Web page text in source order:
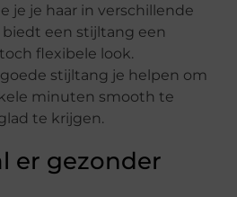
je je haar in verschillende
een stijltang een
flexibele look.
stijltang je helpen om
minuten smooth te
te krijgen.
er gezonder